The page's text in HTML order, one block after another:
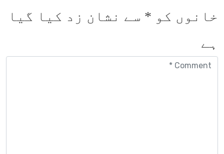
خانوں کو * سے نشان زد کیا گیا
ہے